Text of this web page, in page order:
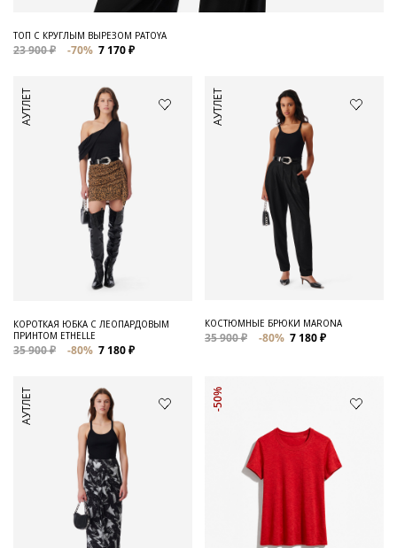
ТОП С КРУГЛЫМ ВЫРЕЗОМ PATOYA
23 900 ₽ -70% 7 170 ₽
АУТЛЕТ
КОРОТКАЯ ЮБКА С ЛЕОПАРДОВЫМ
ПРИНТОМ ETHELLE
35 900 ₽ -80% 7 180 ₽
АУТЛЕТ
КОСТЮМНЫЕ БРЮКИ MARONA
35 900 ₽ -80% 7 180 ₽
АУТЛЕТ -50%